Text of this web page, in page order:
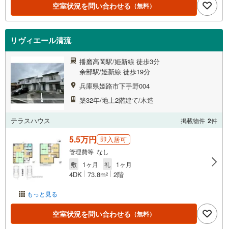
空室状況を問い合わせる （無料）
リヴィエール清流
播磨高岡駅/姫新線 徒歩3分
余部駅/姫新線 徒歩19分
兵庫県姫路市下手野004
築32年/地上2階建て/木造
テラスハウス 掲載物件 2件
もっと見る
5.5万円 即入居可
管理費等 なし
敷
1ヶ月 礼 1ヶ月
4DK 73.8m2 2階
空室状況を問い合わせる （無料）